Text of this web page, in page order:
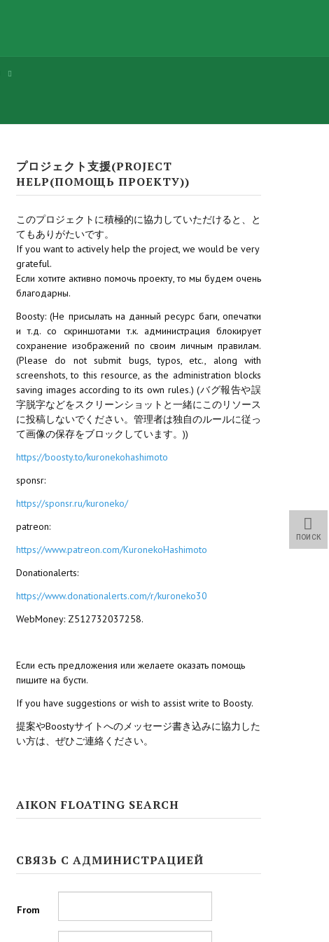
プロジェクト支援(PROJECT
HELP(ПОМОЩЬ ПРОЕКТУ))
このプロジェクトに積極的に協力していただけると、と
てもありがたいです。
If you want to actively help the project, we would be very
grateful.
Если хотите активно помочь проекту, то мы будем очень
благодарны.
Boosty: (Не присылать на данный ресурс баги, опечатки
и т.д. со скриншотами т.к. администрация блокирует
сохранение изображений по своим личным правилам.
(Please do not submit bugs, typos, etc., along with
screenshots, to this resource, as the administration blocks
saving images according to its own rules.) (バグ報告や誤
字脱字などをスクリーンショットと一緒にこのリソース
に投稿しないでください。管理者は独自のルールに従っ
て画像の保存をブロックしています。))
https://boosty.to/kuronekohashimoto
sponsr:
https://sponsr.ru/kuroneko/
patreon:
https://www.patreon.com/KuronekoHashimoto
Donationalerts:
https://www.donationalerts.com/r/kuroneko30
WebMoney: Z512732037258.
Если есть предложения или желаете оказать помощь
пишите на бусти.
If you have suggestions or wish to assist write to Boosty.
提案やBoostyサイトへのメッセージ書き込みに協力した
い方は、ぜひご連絡ください。
AIKON FLOATING SEARCH
ПОИСК
СВЯЗЬ С АДМИНИСТРАЦИЕЙ
From